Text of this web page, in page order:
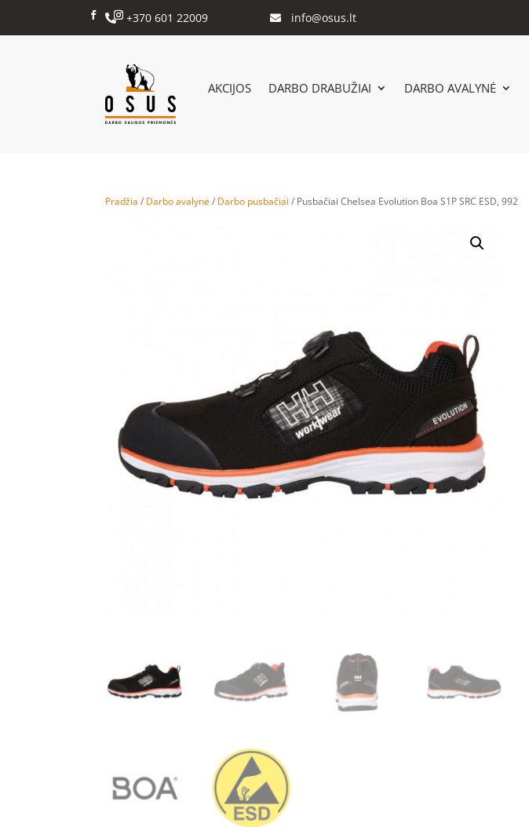
 +370 601 22009  info@osus.lt
AKCIJOS DARBO DRABUŽIAI DARBO AVALYNĖ
Pradžia / Darbo avalynė/ Darbo pusbačiai / Pusbačiai Chelsea Evolution Boa S1P SRC ESD, 992